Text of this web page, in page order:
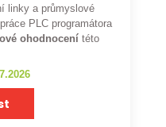
linky a průmyslové
PLC programátora
ohodnocení této